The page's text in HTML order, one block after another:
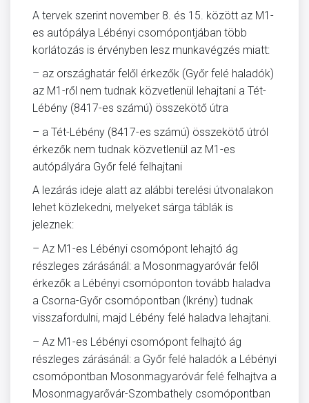
A tervek szerint november 8. és 15. között az M1-
es autópálya Lébényi csomópontjában több
korlátozás is érvényben lesz munkavégzés miatt:
– az országhatár felől érkezők (Győr felé haladók)
az M1-ről nem tudnak közvetlenül lehajtani a Tét-
Lébény (8417-es számú) összekötő útra
– a Tét-Lébény (8417-es számú) összekötő útról
érkezők nem tudnak közvetlenül az M1-es
autópályára Győr felé felhajtani
A lezárás ideje alatt az alábbi terelési útvonalakon
lehet közlekedni, melyeket sárga táblák is
jeleznek:
– Az M1-es Lébényi csomópont lehajtó ág
részleges zárásánál: a Mosonmagyaróvár felől
érkezők a Lébényi csomóponton tovább haladva
a Csorna-Győr csomópontban (lkrény) tudnak
visszafordulni, majd Lébény felé haladva lehajtani.
– Az M1-es Lébényi csomópont felhajtó ág
részleges zárásánál: a Győr felé haladók a Lébényi
csomópontban Mosonmagyaróvár felé felhajtva a
Mosonmagyarővár-Szombathely csomópontban